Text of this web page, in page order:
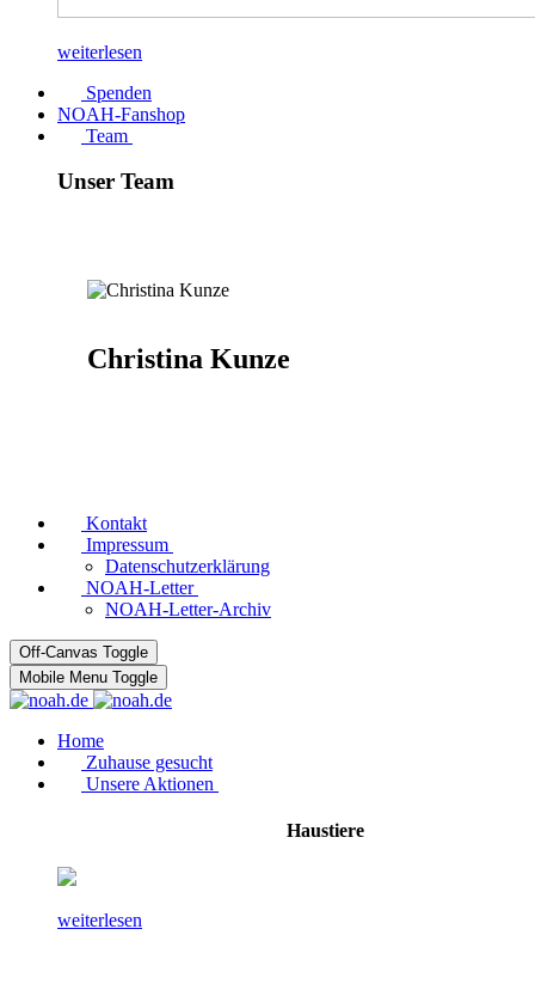
weiterlesen
Spenden
NOAH-Fanshop
Team
Unser Team
Christina Kunze
Kontakt
Impressum
Datenschutzerklärung
NOAH-Letter
NOAH-Letter-Archiv
Off-Canvas Toggle
Mobile Menu Toggle
Home
Zuhause gesucht
Unsere Aktionen
Haustiere
weiterlesen